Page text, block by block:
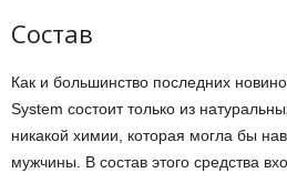
Состав
Как и большинство последних
System состоит только из
никакой химии, которая могла бы
мужчины. В состав этого средства